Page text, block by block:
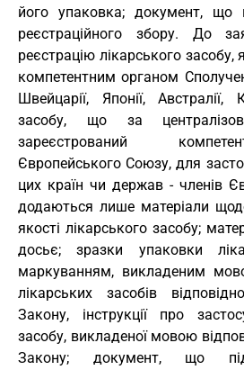
його упаковка; документ, що
реєстраційного збору. До
реєстрацію лікарського засобу,
компетентним органом
Швейцарії, Японії, Австралії,
засобу, що за
зареєстрований
Європейського Союзу, для
цих країн чи держав - членів
додаються лише матеріали
якості лікарського засобу;
досьє; зразки упаковки
маркуванням, викладеним
лікарських засобів
Закону, інструкції про
засобу, викладеної мовою
Закону; документ, що